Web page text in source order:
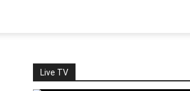
Live TV